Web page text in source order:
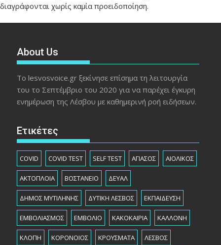
διαγράφονται χωρίς καμία προειδοποίηση.
About Us
Το lesvosvoice.gr ξεκίνησε επίσημα τη λειτουργία
του το Σεπτέμβριο του 2020 για να παρέχει έγκυρη
ενημέρωση της Λέσβου με καθημερινή ροή ειδήσεων.
Ετικέτες
COVID COVID TEST SELF TEST ΑΓΙΑΣΟΣ ΑΙΟΛΙΚΟΣ
ΑΚΤΟΠΛΟΙΑ ΒΟΣΤΑΝΕΙΟ ΔΕΥΑΛ
ΔΗΜΟΣ ΜΥΤΙΛΗΝΗΣ ΔΥΤΙΚΗ ΛΕΣΒΟΣ ΕΚΠΑΙΔΕΥΣΗ
ΕΜΒΟΛΙΑΣΜΟΣ ΕΜΒΟΛΙΟ ΚΑΚΟΚΑΙΡΙΑ ΚΑΛΛΟΝΗ
ΚΛΟΠΗ ΚΟΡΟΝΟΙΟΣ ΚΡΟΥΣΜΑΤΑ ΛΕΣΒΟΣ